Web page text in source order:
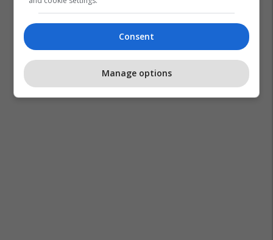
Spanja Shba Samiti I Nato
Consent
Manage options